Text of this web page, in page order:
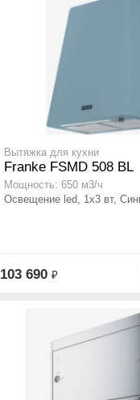
Вытяжка для кухни
Franke FSMD 508 BL
Мощность: 650 м3/ч
Освещение led, 1x3 вт,
103 690 ₽